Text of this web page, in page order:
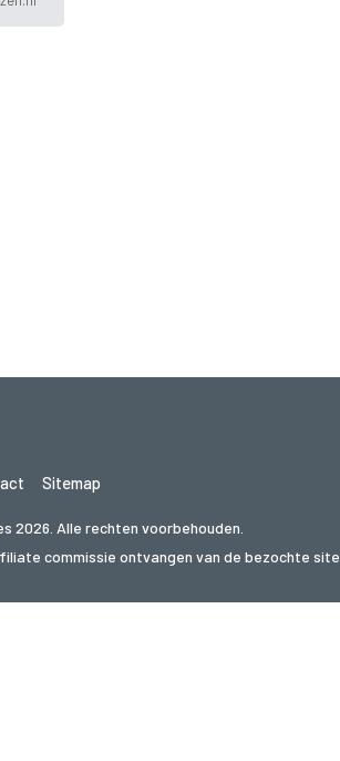
Sitemap
Alle rechten voorbehouden.
commissie ontvangen van de bezochte site.